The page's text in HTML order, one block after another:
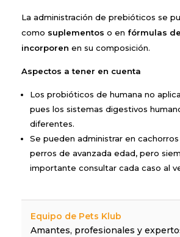
La administración de prebióticos se
como suplementos o en fórmulas
incorporen en su composición.
Aspectos a tener en cuenta
Los probióticos de humana no
pues los sistemas digestivos
diferentes.
Se pueden administrar en
perros de avanzada edad, pero
importante consultar cada caso al
Equipo de Pets Klub
Amantes, profesionales y